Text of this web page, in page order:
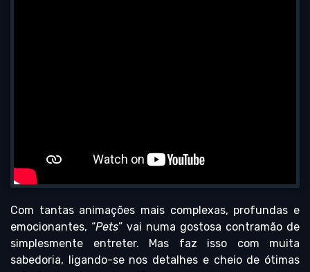
Com tantas animações mais complexas, profundas e
emocionantes, “Pets” vai numa gostosa contramão de
simplesmente entreter. Mas faz isso com muita
sabedoria, ligando-se nos detalhes e cheio de ótimas